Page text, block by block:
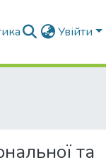
Увійти
та